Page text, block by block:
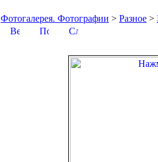
Фотогалерея. Фотографии > Разное >